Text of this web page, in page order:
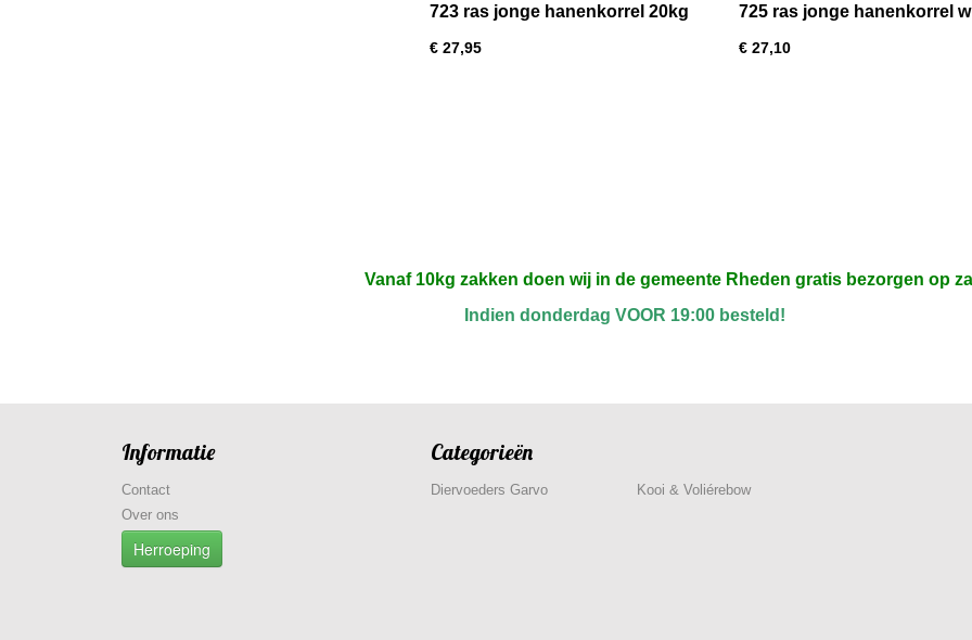
723 ras jonge hanenkorrel 20kg
€ 27,95
725 ras jonge hanenkorrel
€ 27,10
Vanaf 10kg zakken doen wij in de gemeente Rheden gratis bezorgen op
Indien donderdag VOOR 19:00 besteld!
Informatie
Contact
Over ons
Herroeping
Categorieën
Diervoeders Garvo Kooi & Voliérebow